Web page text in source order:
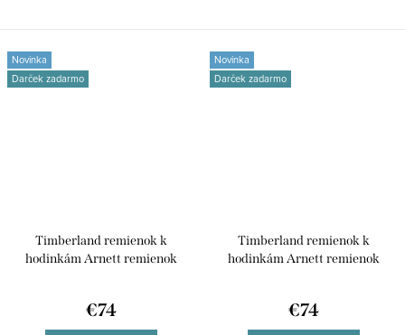
Novinka
Darček zadarmo
Timberland remienok k
hodinkám Arnett remienok
klasické analógové hodinky
TDOUS0001706 42/44
€74
Novinka
Darček zadarmo
Timberland remienok k
hodinkám Arnett remienok
hodinky TDOUS0001704 42/44
€74